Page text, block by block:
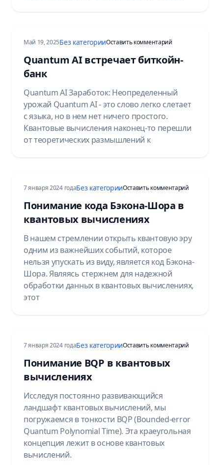
Май 19, 2025Без категорииОставить комментарийна Quantum AI
Quantum AI встречает биткойн-
банк
Quantum AI Заработок: Неопределенный
урожай Quantum AI - это слово легко слетает
с языка, но в нем нет ничего простого.
Квантовые вычисления наконец-то перешли
от теоретических размышлений к
7 января 2024 годаБез категорииОставить комментарийна
Понимание кода Бэкона-Шора в
квантовых вычислениях
В нашем стремлении открыть квантовую эру
одним из важнейших событий, которое
нельзя упускать из виду, является код Бэкона-
Шора. Являясь стержнем для надежной
обработки данных в квантовых вычислениях,
этот
7 января 2024 годаБез категорииОставить комментарийна
Понимание BQP в квантовых
вычислениях
Исследуя постоянно развивающийся
ландшафт квантовых вычислений, мы
погружаемся в тонкости BQP (Bounded-error
Quantum Polynomial Time). Эта краеугольная
концепция лежит в основе квантовых
вычислений.